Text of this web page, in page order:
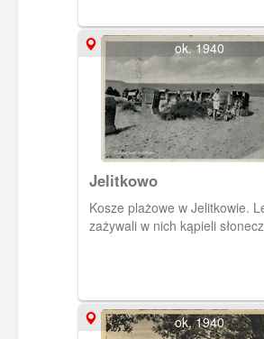
ok. 1940
Jelitkowo
Kosze plażowe w Jelitkowie.
zażywali w nich kąpieli
ok. 1940